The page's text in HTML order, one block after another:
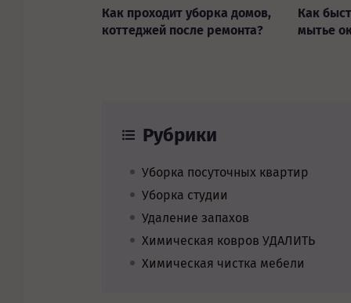
Как проходит уборка домов,
коттеджей после ремонта?
Как
мытье
Рубрики
Уборка посуточных квартир
Уборка студии
Удаление запахов
Химическая ковров УДАЛИТЬ
Химическая чистка мебели